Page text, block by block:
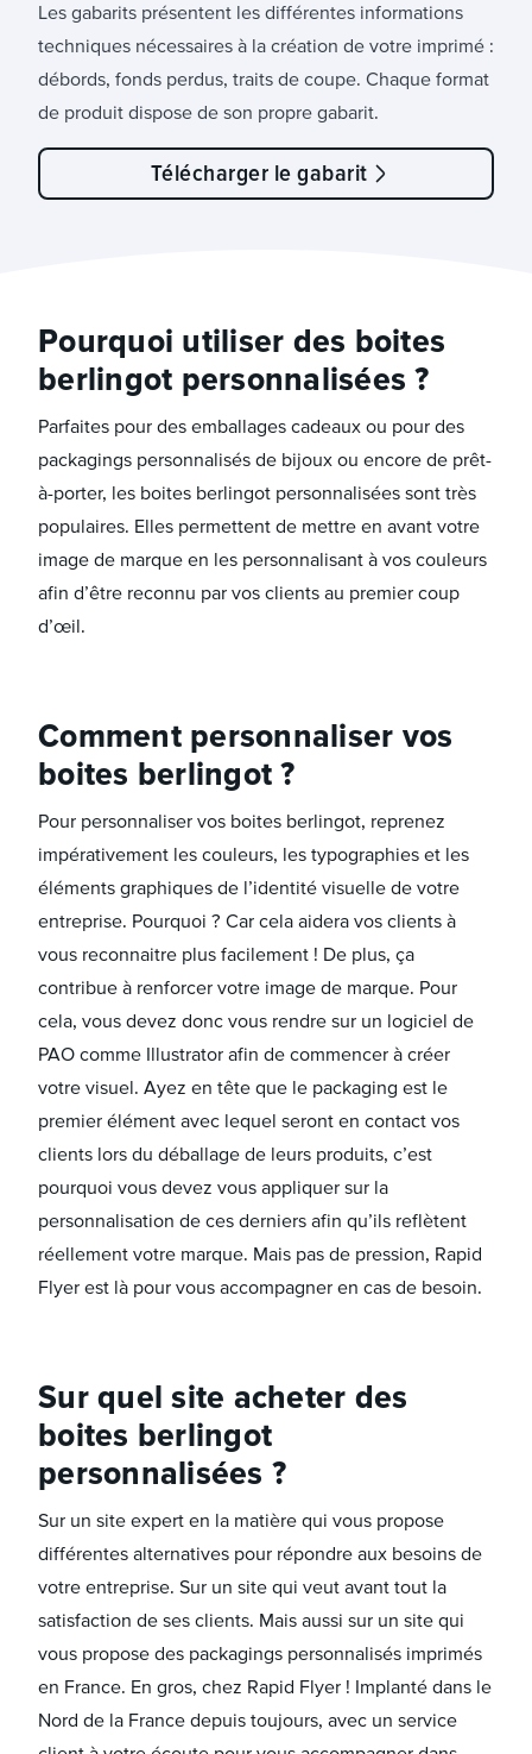
Les gabarits présentent les différentes informations
techniques nécessaires à la création de votre imprimé :
débords, fonds perdus, traits de coupe. Chaque format
de produit dispose de son propre gabarit.
Télécharger le gabarit
Pourquoi utiliser des boites
berlingot personnalisées ?
Parfaites pour des emballages cadeaux ou pour des
packagings personnalisés de bijoux ou encore de prêt-
à-porter, les boites berlingot personnalisées sont très
populaires. Elles permettent de mettre en avant votre
image de marque en les personnalisant à vos couleurs
afin d’être reconnu par vos clients au premier coup
d’œil.
Comment personnaliser vos
boites berlingot ?
Pour personnaliser vos boites berlingot, reprenez
impérativement les couleurs, les typographies et les
éléments graphiques de l’identité visuelle de votre
entreprise. Pourquoi ? Car cela aidera vos clients à
vous reconnaitre plus facilement ! De plus, ça
contribue à renforcer votre image de marque. Pour
cela, vous devez donc vous rendre sur un logiciel de
PAO comme Illustrator afin de commencer à créer
votre visuel. Ayez en tête que le packaging est le
premier élément avec lequel seront en contact vos
clients lors du déballage de leurs produits, c’est
pourquoi vous devez vous appliquer sur la
personnalisation de ces derniers afin qu’ils reflètent
réellement votre marque. Mais pas de pression, Rapid
Flyer est là pour vous accompagner en cas de besoin.
Sur quel site acheter des
boites berlingot
personnalisées ?
Sur un site expert en la matière qui vous propose
différentes alternatives pour répondre aux besoins de
votre entreprise. Sur un site qui veut avant tout la
satisfaction de ses clients. Mais aussi sur un site qui
vous propose des packagings personnalisés imprimés
en France. En gros, chez Rapid Flyer ! Implanté dans le
Nord de la France depuis toujours, avec un service